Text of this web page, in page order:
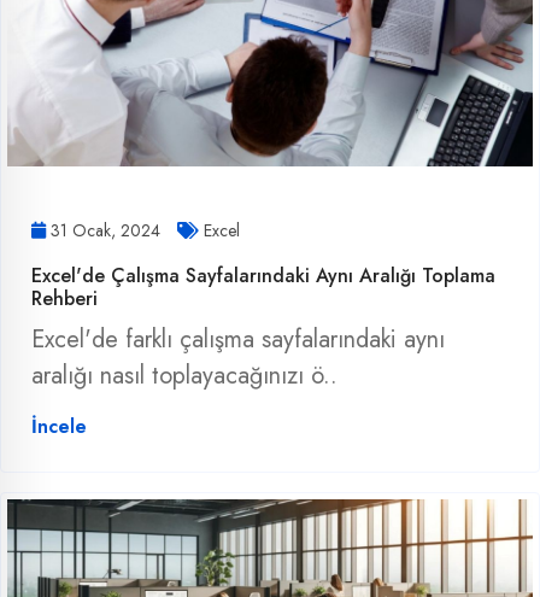
31 Ocak, 2024 Excel
Excel'de Çalışma Sayfalarındaki Aynı Aralığı Toplama
Rehberi
Excel'de farklı çalışma sayfalarındaki aynı
aralığı nasıl toplayacağınızı ö..
İncele